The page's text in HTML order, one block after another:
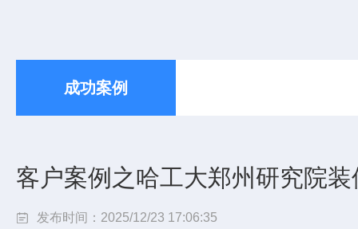
成功案例
客户案例之哈工大郑州研究院装
发布时间：2025/12/23 17:06:35